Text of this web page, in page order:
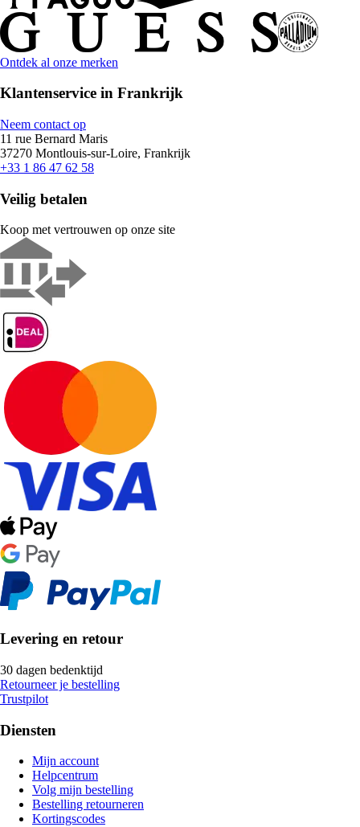
Ontdek al onze merken
Klantenservice in Frankrijk
Neem contact op
11 rue Bernard Maris
37270 Montlouis-sur-Loire, Frankrijk
+33 1 86 47 62 58
Veilig betalen
Koop met vertrouwen op onze site
Levering en retour
30 dagen bedenktijd
Retourneer je bestelling
Trustpilot
Diensten
Mijn account
Helpcentrum
Volg mijn bestelling
Bestelling retourneren
Kortingscodes